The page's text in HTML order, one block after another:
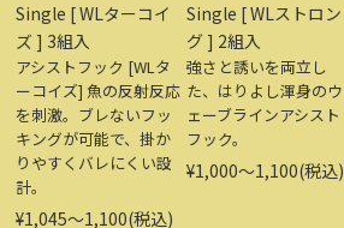
Single [ WLターコイ
ズ ] 3組入
アシストフック [WLタ
ーコイズ] 魚の反射反応
を刺激。ブレないフッ
キングが可能で、掛か
りやすくバレにくい設
計。
¥1,045〜1,100(税込)
Single [ WLストロン
グ ] 2組入
強さと誘いを両立し
た、はりよし渾身のウ
ェーブラインアシスト
フック。
¥1,000〜1,100(税込)